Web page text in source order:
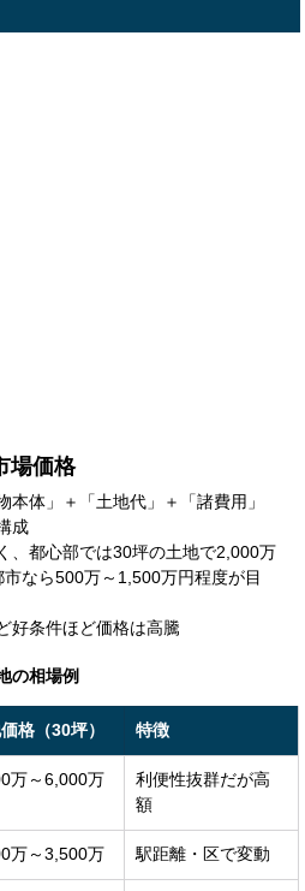
場価格
本体」＋「土地代」＋「諸費用」
成
、都心部では30坪の土地で2,000万
なら500万～1,500万円程度が目
好条件ほど価格は高騰
の相場例
格（30坪） 特徴
万～6,000万
利便性抜群だが高
額
万～3,500万 駅距離・区で変動